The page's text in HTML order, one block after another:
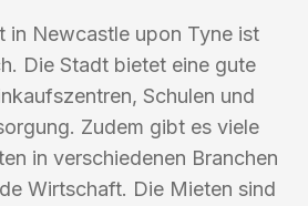
in Newcastle upon Tyne ist
Die Stadt bietet eine gute
Schulen und
Zudem gibt es viele
in verschiedenen Branchen
Wirtschaft. Die Mieten sind